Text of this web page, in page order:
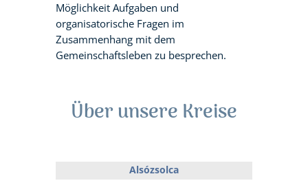
Möglichkeit Aufgaben und
organisatorische Fragen im
Zusammenhang mit dem
Gemeinschaftsleben zu besprechen.
Über unsere Kreise
Alsózsolca